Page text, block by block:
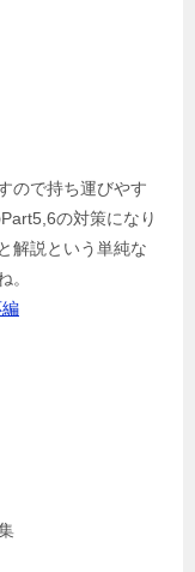
ので持ち運びやす
の対策になり
解説という単純な
。